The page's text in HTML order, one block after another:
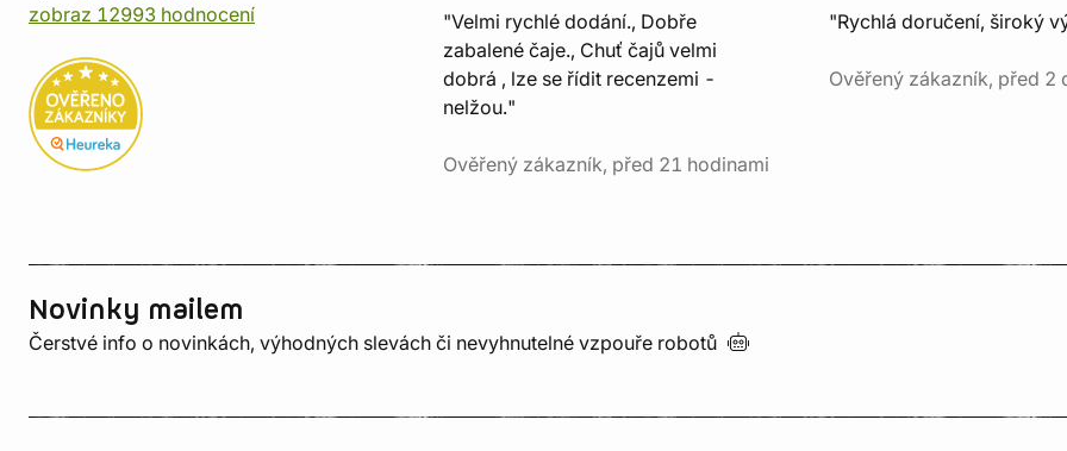
zobraz 12993 hodnocení
"Velmi rychlé dodání., Dobře
zabalené čaje., Chuť čajů velmi
dobrá , lze se řídit recenzemi -
nelžou."
Ověřený zákazník, před 21 hodinami
"Rychlá doručení, široký
Ověřený zákazník, před 2
Novinky mailem
Čerstvé info o novinkách, výhodných slevách či nevyhnutelné vzpouře robotů